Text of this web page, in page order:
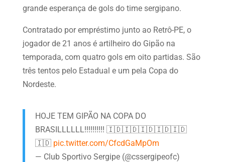
grande esperança de gols do time sergipano.
Contratado por empréstimo junto ao Retrô-PE, o
jogador de 21 anos é artilheiro do Gipão na
temporada, com quatro gols em oito partidas. São
três tentos pelo Estadual e um pela Copa do
Nordeste.
HOJE TEM GIPÃO NA COPA DO
BRASILLLLLL!!!!!!!!!! 🇮🇩🇮🇩🇮🇩🇮🇩🇮🇩
🇮🇩 pic.twitter.com/CfcdGaMpOm
— Club Sportivo Sergipe (@cssergipeofc)